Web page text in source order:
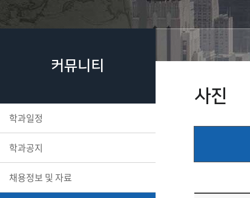
커뮤니티
학과일정
학과공지
채용정보 및 자료
사진